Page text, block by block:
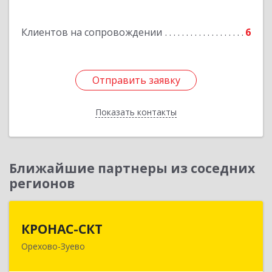
Клиентов на сопровождении 6
Отправить заявку
Показать контакты
Отправить заявку
Назад
Ближайшие партнеры из соседних
регионов
КРОНАС-СКТ
Орехово-Зуево
142600, Московская обл, Орехово-Зуево г,